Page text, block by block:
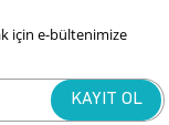
için e-bültenimize